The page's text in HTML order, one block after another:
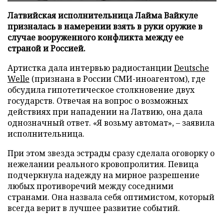
Латвийская исполнительница Лайма Вайкуле
призналась в намерении взять в руки оружие в
случае вооруженного конфликта между ее
страной и Россией.
Артистка дала интервью радиостанцииDeutsche
Welle (признана в России СМИ-иноагентом), где
обсудила гипотетическое столкновение двух
государств. Отвечая на вопрос о возможных
действиях при нападении на Латвию, она дала
однозначный ответ. «Я возьму автомат», – заявила
исполнительница.
При этом звезда эстрады сразу сделала оговорку о
нежелании реального кровопролития. Певица
подчеркнула надежду на мирное разрешение
любых противоречий между соседними
странами. Она назвала себя оптимистом, который
всегда верит в лучшее развитие событий.